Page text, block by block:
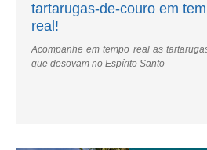
tartarugas-de-couro em
real!
Acompanhe em tempo real as
que desovam no Espírito Santo